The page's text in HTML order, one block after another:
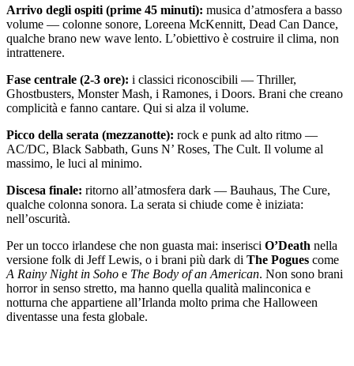
Arrivo degli ospiti (prime 45 minuti): musica d’atmosfera a basso
volume — colonne sonore, Loreena McKennitt, Dead Can Dance,
qualche brano new wave lento. L’obiettivo è costruire il clima, non
intrattenere.
Fase centrale (2-3 ore): i classici riconoscibili — Thriller,
Ghostbusters, Monster Mash, i Ramones, i Doors. Brani che creano
complicità e fanno cantare. Qui si alza il volume.
Picco della serata (mezzanotte): rock e punk ad alto ritmo —
AC/DC, Black Sabbath, Guns N’ Roses, The Cult. Il volume al
massimo, le luci al minimo.
Discesa finale: ritorno all’atmosfera dark — Bauhaus, The Cure,
qualche colonna sonora. La serata si chiude come è iniziata:
nell’oscurità.
Per un tocco irlandese che non guasta mai: inserisci O’Death nella
versione folk di Jeff Lewis, o i brani più dark di The Pogues come
A Rainy Night in Soho e The Body of an American. Non sono brani
horror in senso stretto, ma hanno quella qualità malinconica e
notturna che appartiene all’Irlanda molto prima che Halloween
diventasse una festa globale.